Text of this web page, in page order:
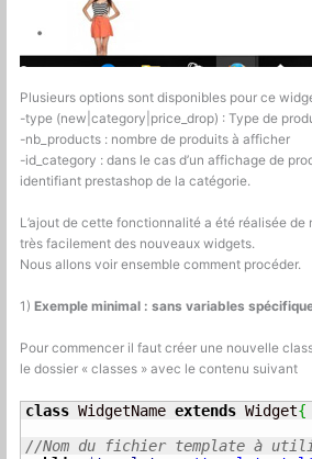
Plusieurs options sont disponibles pour ce
-type (new|category|price_drop) : Type de
-nb_products : nombre de produits à afficher
-id_category : dans le cas d’un affichage de
identifiant prestashop de la catégorie.
L’ajout de cette fonctionnalité a été réalisée
très facilement des nouveaux widgets.
Nous allons voir ensemble comment procéder.
1) Exemple minimal : sans variables
Pour commencer il faut créer une nouvelle
le dossier « classes » avec le contenu suivant
class WidgetName extends Widget{
//Nom du fichier template à